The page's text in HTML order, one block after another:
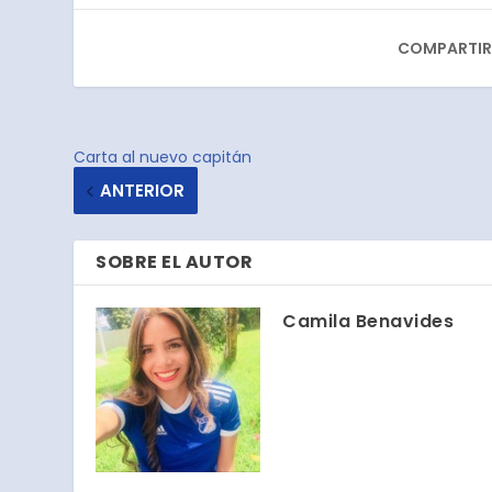
Carta al nuevo capitán
ANTERIOR
SOBRE EL AUTOR
Camila Benavides